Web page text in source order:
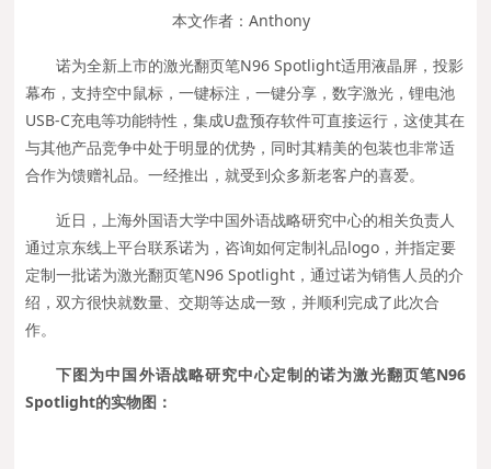
本文作者：Anthony
诺为全新上市的激光翻页笔N96 Spotlight适用液晶屏，投影
幕布，支持空中鼠标，一键标注，一键分享，数字激光，锂电池
USB-C充电等功能特性，集成U盘预存软件可直接运行，这使其在
与其他产品竞争中处于明显的优势，同时其精美的包装也非常适
合作为馈赠礼品。一经推出，就受到众多新老客户的喜爱。
近日，上海外国语大学中国外语战略研究中心的相关负责人
通过京东线上平台联系诺为，咨询如何定制礼品logo，并指定要
定制一批诺为激光翻页笔N96 Spotlight，通过诺为销售人员的介
绍，双方很快就数量、交期等达成一致，并顺利完成了此次合
作。
下图为中国外语战略研究中心定制的诺为激光翻页笔N96
Spotlight的实物图：